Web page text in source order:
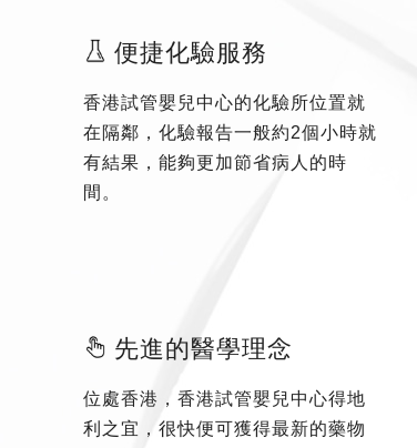
便捷化驗服務
香港試管嬰兒中心的化驗所位置就
在隔鄰，化驗報告一般約2個小時就
有結果，能夠更加節省病人的時
間。
先進的醫學理念
位處香港，香港試管嬰兒中心得地
利之宜，很快便可獲得最新的藥物